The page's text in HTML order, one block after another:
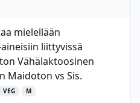
mielellään
liittyvissä
Vähälaktoosinen
Maidoton vs Sis.
VEG M